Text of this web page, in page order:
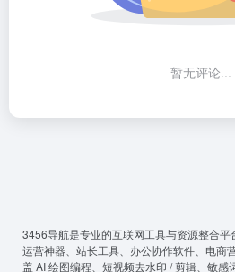
暂无评论...
3456导航是专业的互联网工具与资源整合
运营神器、站长工具、办公协作软件、电商
盖 AI 绘图编程、短视频去水印 / 剪辑、敏感